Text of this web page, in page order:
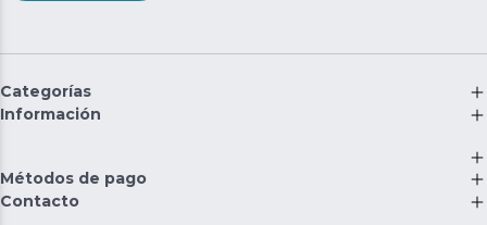
Categorías
Información
Métodos de pago
Contacto